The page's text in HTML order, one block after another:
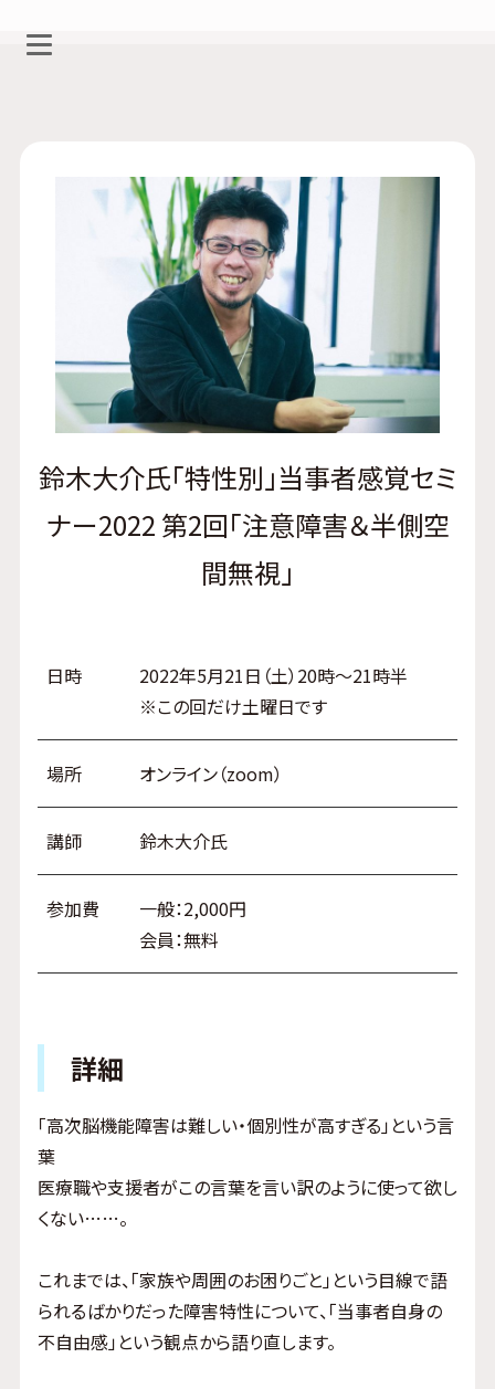
鈴木大介氏「特性別」当事者感覚セミ
ナー2022 第2回「注意障害＆半側空
間無視」
日時
2022年5月21日（土）20時〜21時半
※この回だけ土曜日です
場所 オンライン（zoom）
講師 鈴木大介氏
参加費
一般：2,000円
会員：無料
詳細
「高次脳機能障害は難しい・個別性が高すぎる」という言
葉
医療職や支援者がこの言葉を言い訳のように使って欲し
くない……。
これまでは、「家族や周囲のお困りごと」という目線で語
られるばかりだった障害特性について、「当事者自身の
不自由感」という観点から語り直します。